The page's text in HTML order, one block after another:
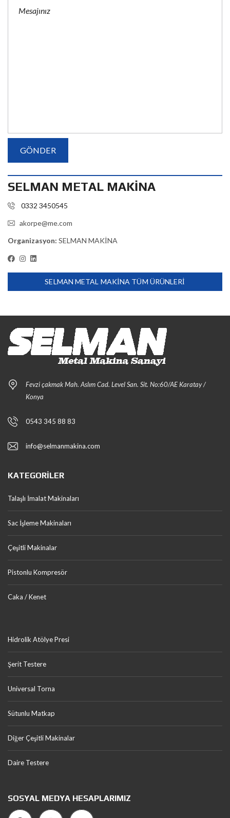
SELMAN METAL MAKİNA
0332 3450545
akorpe@me.com
Organizasyon: SELMAN MAKİNA
SELMAN METAL MAKİNA TÜM ÜRÜNLERI
Fevzi çakmak Mah. Aslım Cad. Level San. Sit. No:60/AE Karatay /
Konya
0543 345 88 83
info@selmanmakina.com
KATEGORILER
Talaşlı İmalat Makinaları
Sac İşleme Makinaları
Çeşitli Makinalar
Pistonlu Kompresör
Caka / Kenet
Hidrolik Atölye Presi
Şerit Testere
Universal Torna
Sütunlu Matkap
Diğer Çeşitli Makinalar
Daire Testere
SOSYAL MEDYA HESAPLARIMIZ